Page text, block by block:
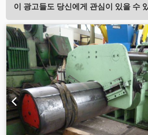
이 광고들도 당신에게 관심이 있을 수